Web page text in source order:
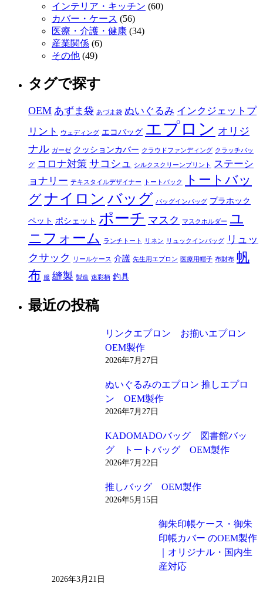
インテリア・キッチン (60)
カバー・ケース (56)
医療・介護・健康 (34)
産業関係 (6)
その他 (49)
タグで探す
OEM あずま袋 あづま袋 ぬいぐるみ インクジェットプ
リント
ウェディング エコバッグ エプロン オリジ
ナル ガーゼ クッションカバー クラウドファンディング クラッチバッ
グ コロナ対策 サコシュ シルクスクリーンプリント
ステーシ
ョナリー テキスタイルデザイナー トートバック
トートバッ
グナイロン バッグ バッグインバッグ プラホック
ペット ポシェット ポーチ マスク マスクホルダー ユ
ニフォーム
ランチトート リネン リュックインバッグ
リュッ
クサック
リールケース 介護 先生用エプロン 医療用帽子 布財布 帆
布 服 縫製 製造 迷彩柄 釣具
最近の投稿
リンクエプロン お揃いエプロン
OEM製作
2026年7月27日
ぬいぐるみのエプロン 推しエプロ
ン OEM製作
2026年7月27日
KADOMADOバッグ 図書館バッ
グ トートバッグ OEM製作
2026年7月22日
推しバッグ OEM製作
2026年5月15日
御朱印帳ケース・御朱
印帳カバー のOEM製作
｜オリジナル・国内生
産対応
2026年3月21日